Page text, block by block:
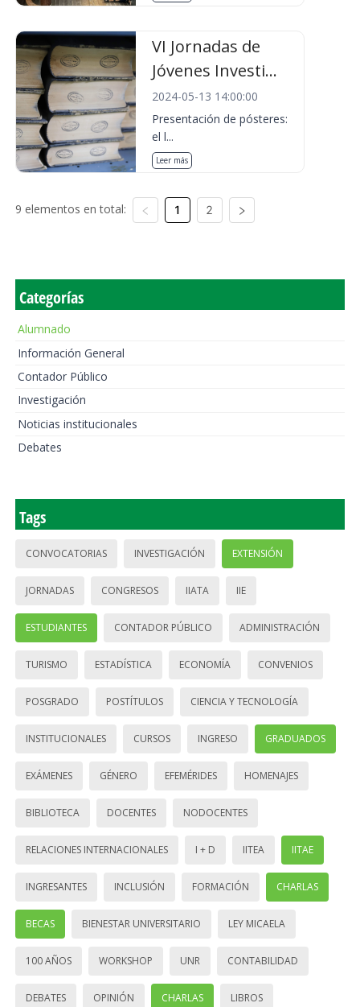
VI Jornadas de
Jóvenes Investi...
2024-05-13 14:00:00
Presentación de pósteres:
el l...
Leer más
9 elementos en total: 1 2
Categorías
Alumnado
Información General
Contador Público
Investigación
Noticias institucionales
Debates
Tags
CONVOCATORIAS INVESTIGACIÓN EXTENSIÓN
JORNADAS CONGRESOS IIATA IIE
ESTUDIANTES CONTADOR PÚBLICO ADMINISTRACIÓN
TURISMO ESTADÍSTICA ECONOMÍA CONVENIOS
POSGRADO POSTÍTULOS CIENCIA Y TECNOLOGÍA
INSTITUCIONALES CURSOS INGRESO GRADUADOS
EXÁMENES GÉNERO EFEMÉRIDES HOMENAJES
BIBLIOTECA DOCENTES NODOCENTES
RELACIONES INTERNACIONALES I + D IITEA IITAE
INGRESANTES INCLUSIÓN FORMACIÓN CHARLAS
BECAS BIENESTAR UNIVERSITARIO LEY MICAELA
100 AÑOS WORKSHOP UNR CONTABILIDAD
DEBATES OPINIÓN CHARLAS LIBROS